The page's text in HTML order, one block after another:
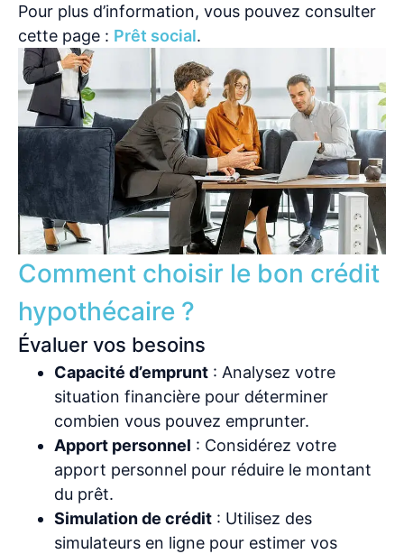
Pour plus d’information, vous pouvez consulter
cette page : Prêt social.
Comment choisir le bon crédit
hypothécaire ?
Évaluer vos besoins
Capacité d’emprunt : Analysez votre
situation financière pour déterminer
combien vous pouvez emprunter.
Apport personnel : Considérez votre
apport personnel pour réduire le montant
du prêt.
Simulation de crédit : Utilisez des
simulateurs en ligne pour estimer vos